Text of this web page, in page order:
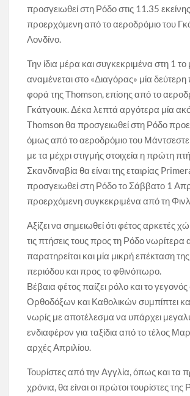
προσγειωθεί στη Ρόδο στις 11.35
προερχόμενη από το αεροδρόμιο του
Λονδίνο.
Την ίδια μέρα και συγκεκριμένα στη 1 το
αναμένεται στο «Διαγόρας» μία
φορά της Thomson, επίσης από το
Γκάτγουικ. Δέκα λεπτά αργότερα μία
Thomson θα προσγειωθεί στη Ρόδο
όμως από το αεροδρόμιο του
με τα μέχρι στιγμής στοιχεία η πρώτη
Σκανδιναβία θα είναι της εταιρίας
προσγειωθεί στη Ρόδο το Σάββατο 1
προερχόμενη συγκεκριμένα από τη
Αξίζει να σημειωθεί ότι φέτος αρκετές
τις πτήσεις τους προς τη Ρόδο
παρατηρείται και μία μικρή επέκταση της
περιόδου και προς το φθινόπωρο.
Βέβαια φέτος παίζει ρόλο και το
Ορθοδόξων και Καθολικών συμπίπτει
νωρίς με αποτέλεσμα να υπάρχει
ενδιαφέρον για ταξίδια από το τέλος
αρχές Απριλίου.
Τουρίστες από την Αγγλία, όπως και τα
χρόνια, θα είναι οι πρώτοι τουρίστες της